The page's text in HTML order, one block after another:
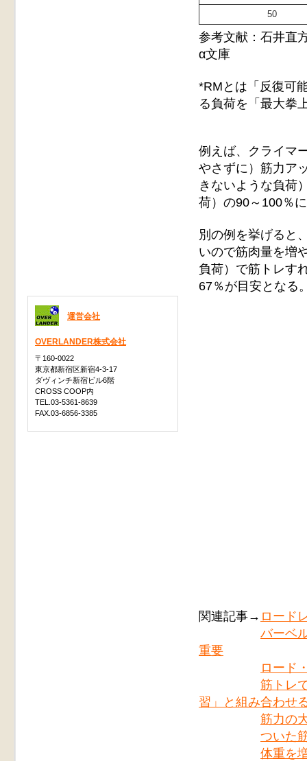
50
参考文献：石井直
α文庫
*RMとは「反復可
る負荷を「最大拳
例えば、クライマ
やさずに）筋力ア
きないような負荷
荷）の90～100％
別の例を挙げると
いので筋肉量を増
負荷）で筋トレす
67％が目安となる
関連記事→ ロード
バーベ
重要
ロード
筋トレ
習」と組み合わせ
筋力の
ついた
体重を
運営会社
OVERLANDER株式会社
〒160-0022
東京都新宿区新宿4-3-17
ダヴィンチ新宿ビル6階
CROSS COOP内
TEL.03-5361-8639
FAX.03-6856-3385